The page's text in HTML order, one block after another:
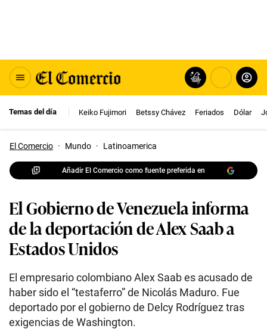
Temas del día Keiko Fujimori Betssy Chávez Feriados Dólar
El Comercio · Mundo · Latinoamerica
Añadir El Comercio como fuente preferida en
El Gobierno de Venezuela informa
de la deportación de Alex Saab a
Estados Unidos
El empresario colombiano Alex Saab es acusado de
haber sido el “testaferro” de Nicolás Maduro. Fue
deportado por el gobierno de Delcy Rodríguez tras
exigencias de Washington.